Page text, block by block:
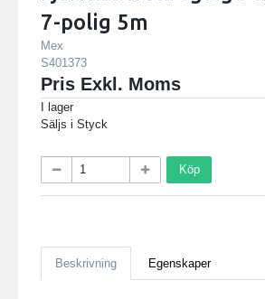
7-polig 5m
Mex
S401373
Pris Exkl. Moms
I lager
Säljs i Styck
Köp
Beskrivning Egenskaper